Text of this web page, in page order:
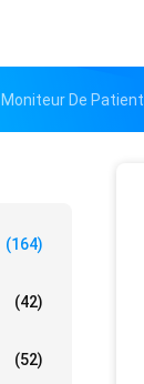
Moniteur De Patient
(164)
(42)
(52)